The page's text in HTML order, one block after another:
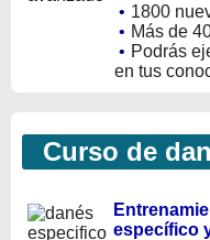
• 1800
• Más de
• Podrás
en tus
Curso de
específico